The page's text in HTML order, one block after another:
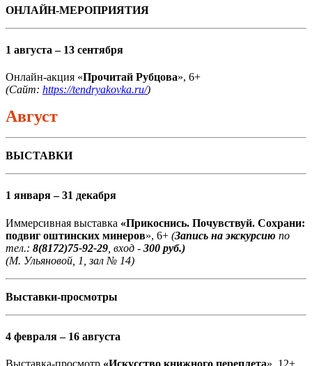
ОНЛАЙН-МЕРОПРИЯТИЯ
1 августа – 13 сентября
Онлайн-акция «Прочитай Рубцова», 6+
(Сайт: https://tendryakovka.ru/)
Август
ВЫСТАВКИ
1 января – 31 декабря
Иммерсивная выставка «Прикоснись. Почувствуй. Сохрани:
подвиг оштинских минеров», 6+ (Запись на экскурсию по
тел.: 8(8172)75-92-29 , вход - 300 руб.)
(М. Ульяновой, 1, зал № 14)
Выставки-просмотры
4 февраля – 16 августа